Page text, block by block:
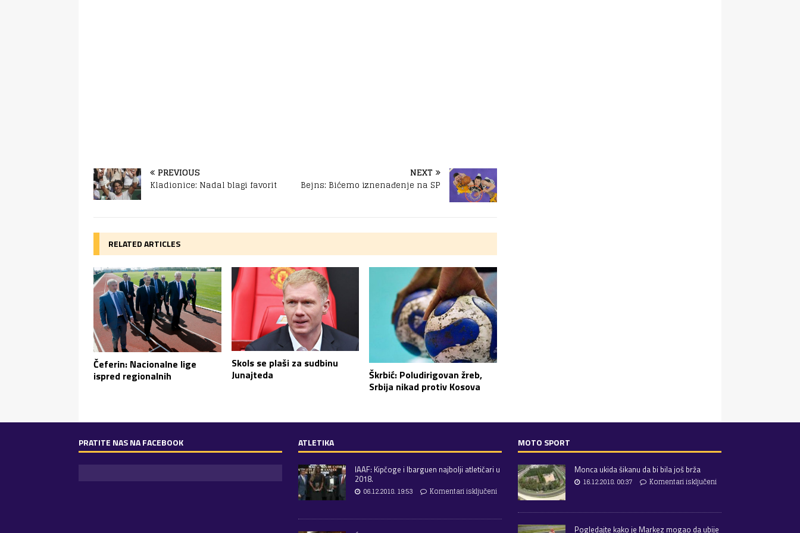
PREVIOUS
Kladionice: Nadal blagi favorit
NEXT
Bejns: Bićemo iznenađenje na SP
RELATED ARTICLES
Čeferin: Nacionalne lige
ispred regionalnih
Skols se plaši za sudbinu
Junajteda
Škrbić: Poludirigovan žreb,
Srbija nikad protiv Kosova
PRATITE NAS NA FACEBOOK ATLETIKA
IAAF: Kipčoge i Ibarguen najbolji atletičari u
2018.
06.12.2018. 19:53
Komentari isključeni
MOTO SPORT
Monca ukida šikanu da bi bila još brža
16.12.2018. 00:37
Komentari isključeni
Pogledajte kako je Markez mogao da ubije